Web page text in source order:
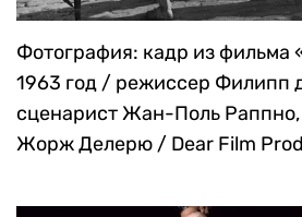
Фотография: кадр из фильма
1963 год / режиссер Филипп
сценарист Жан-Поль Раппно,
Жорж Делерю / Dear Film